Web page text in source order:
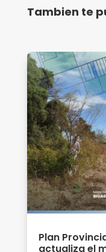
Tambien te
Plan
actualiza el